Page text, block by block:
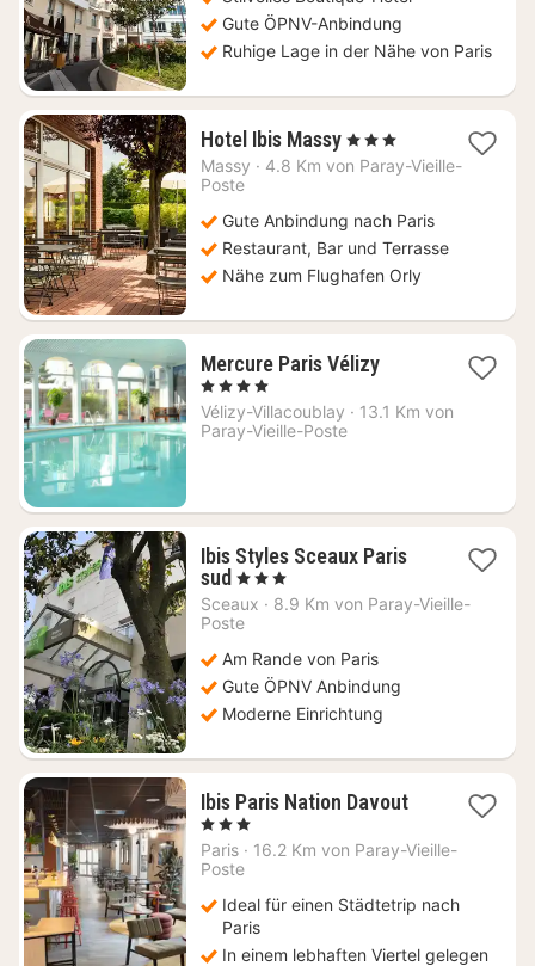
Gute ÖPNV-Anbindung
Ruhige Lage in der Nähe von Paris
Hotel Ibis Massy1
Nacht
€
, 3 Sterne
Massy · 4.8 Km von Paray-Vieille-
Poste
Gute Anbindung nach Paris
Restaurant, Bar und Terrasse
Nähe zum Flughafen Orly
Mercure Paris Vélizy1
ab
, 4 Sterne
Vélizy-Villacoublay · 13.1 Km von
Paray-Vieille-Poste
Ibis Styles Sceaux Paris
sud 2
Nächte
ab
€
, 3 Sterne
Sceaux · 8.9 Km von Paray-Vieille-
Poste
Am Rande von Paris
Gute ÖPNV Anbindung
Moderne Einrichtung
Ibis Paris Nation Davout1
ab
, 3 Sterne
Paris · 16.2 Km von Paray-Vieille-
Poste
Ideal für einen Städtetrip nach
Paris
In einem lebhaften Viertel gelegen